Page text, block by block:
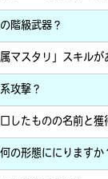
階級武器？
マスタリ」スキルが
攻撃？
したものの名前と獲
の形態ににりますか